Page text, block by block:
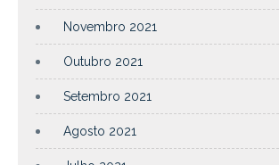
Novembro 2021
Outubro 2021
Setembro 2021
Agosto 2021